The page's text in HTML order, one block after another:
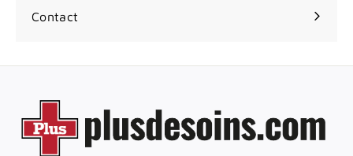
Contact